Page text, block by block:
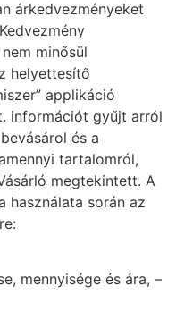
árkedvezményeket
minősül
helyettesítő
applikáció
információt gyűjt arról
és a
tartalomról,
megtekintett. A
használata során az
mennyisége és ára, –